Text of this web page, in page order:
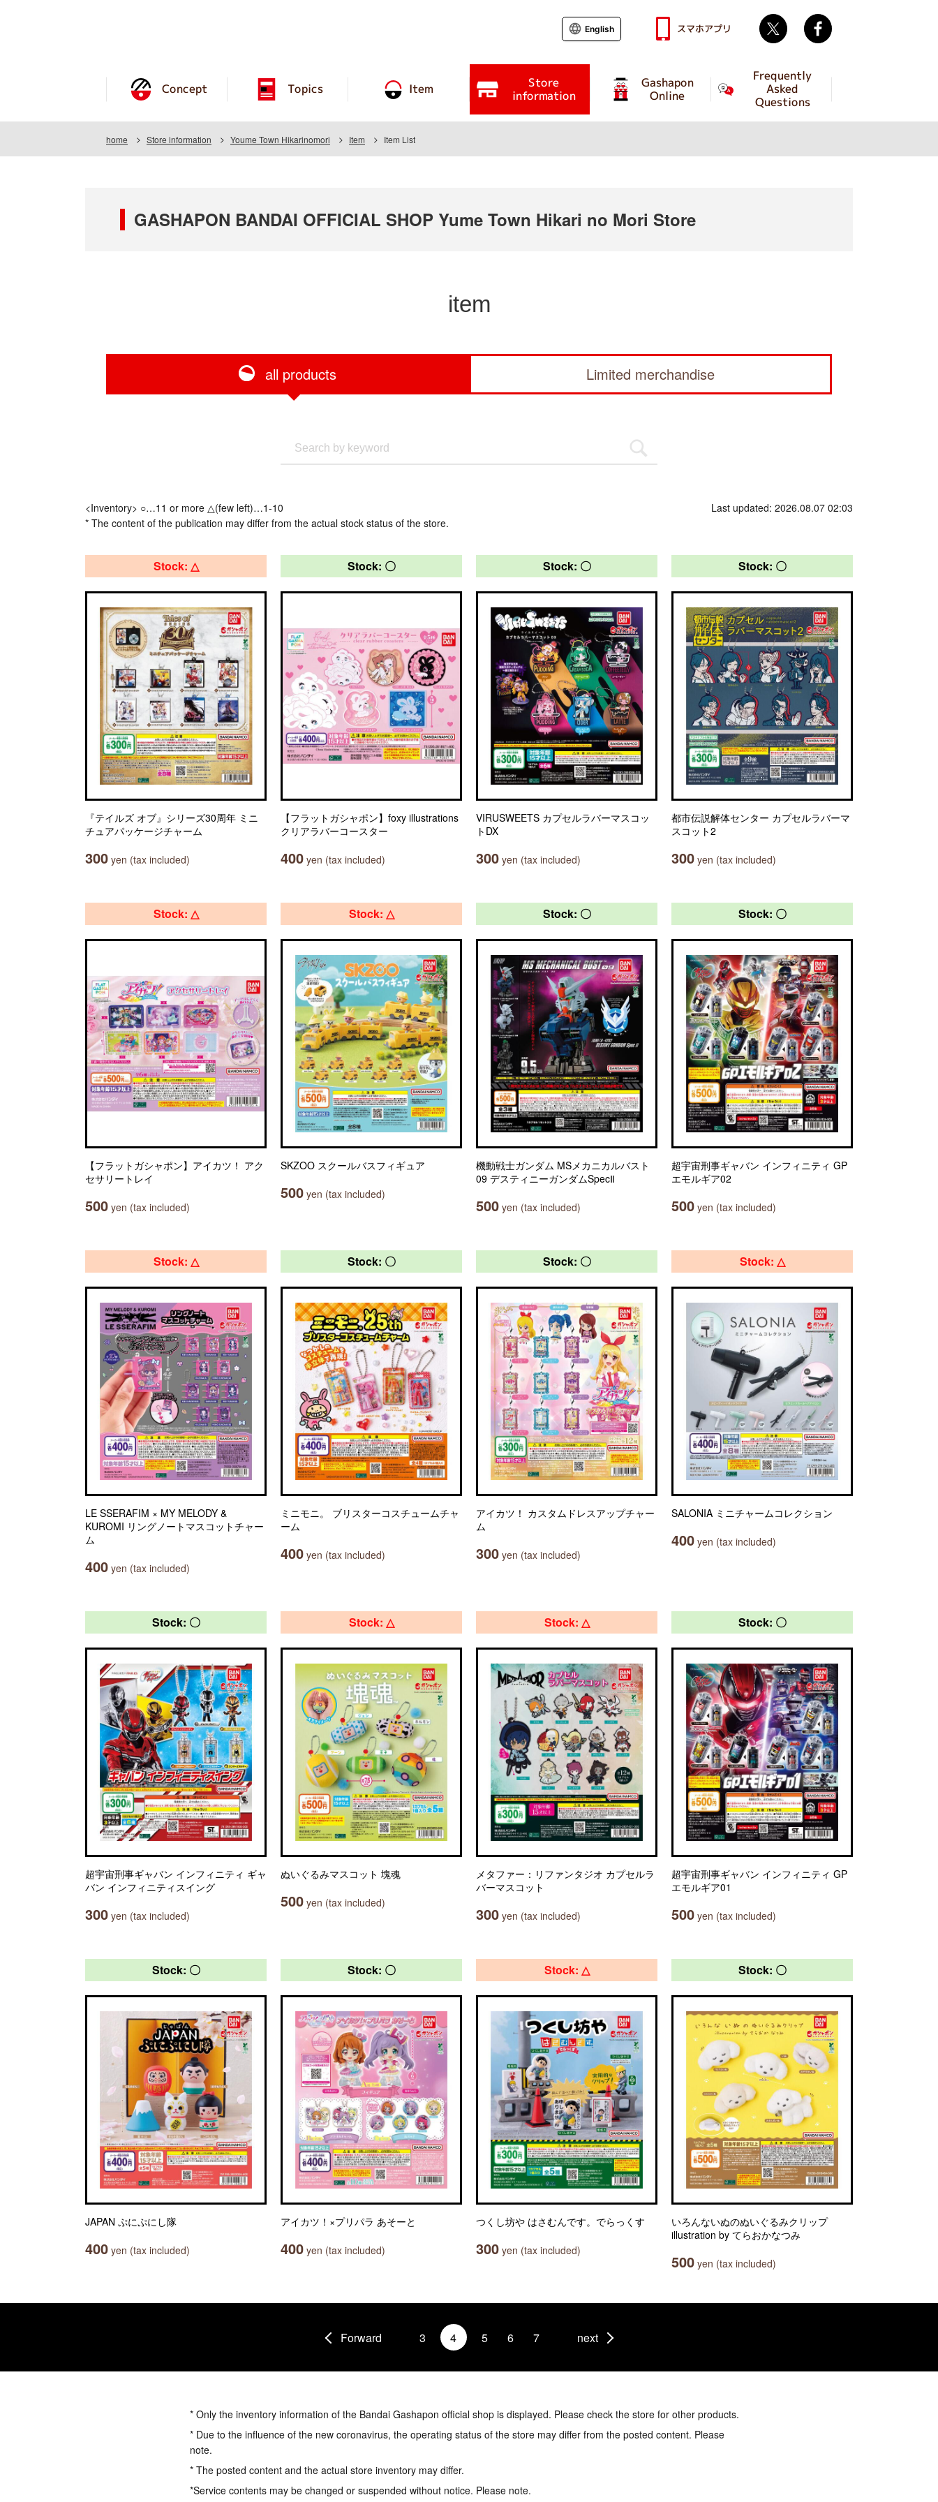
Concept Topics Item Store
information
Gashapon
Online
Frequently
Asked
Questions
English スマホアプリ Twitter
home Store information Youme Town Hikarinomori Item Item List
GASHAPON BANDAI OFFICIAL SHOP Yume Town Hikari no Mori Store
item
all products Limited merchandise
<Inventory> ○…11 or more △(few left)…1-10
* The content of the publication may differ from the actual stock status of the store.
Last updated: 2026.08.07 02:03
Stock: △
『テイルズ オブ』シリーズ30周年 ミニ
チュアパッケージチャーム
300 yen (tax included)
Stock: 〇
【フラットガシャポン】foxy illustrations
クリアラバーコースター
400 yen (tax included)
Stock: 〇
VIRUSWEETS カプセルラバーマスコッ
トDX
300 yen (tax included)
Stock: 〇
都市伝説解体センター カプセルラバーマ
スコット2
300 yen (tax included)
Stock: △
【フラットガシャポン】アイカツ！ アク
セサリートレイ
500 yen (tax included)
Stock: △
SKZOO スクールバスフィギュア
500 yen (tax included)
Stock: 〇
機動戦士ガンダム MSメカニカルバスト
09 デスティニーガンダムSpecⅡ
500 yen (tax included)
Stock: 〇
超宇宙刑事ギャバン インフィニティ GP
エモルギア02
500 yen (tax included)
Stock: △
LE SSERAFIM × MY MELODY &
KUROMI リングノートマスコットチャー
ム
400 yen (tax included)
Stock: 〇
ミニモニ。 ブリスターコスチュームチャ
ーム
400 yen (tax included)
Stock: 〇
アイカツ！ カスタムドレスアップチャー
ム
300 yen (tax included)
Stock: △
SALONIA ミニチャームコレクション
400 yen (tax included)
Stock: 〇
超宇宙刑事ギャバン インフィニティ ギャ
バン インフィニティスイング
300 yen (tax included)
Stock: △
ぬいぐるみマスコット 塊魂
500 yen (tax included)
Stock: △
メタファー：リファンタジオ カプセルラ
バーマスコット
300 yen (tax included)
Stock: 〇
超宇宙刑事ギャバン インフィニティ GP
エモルギア01
500 yen (tax included)
Stock: 〇
JAPAN ぷにぷにし隊
400 yen (tax included)
Stock: 〇
アイカツ！×プリパラ あそーと
400 yen (tax included)
Stock: △
つくし坊や はさむんです。でらっくす
300 yen (tax included)
Stock: 〇
いろんないぬのぬいぐるみクリップ
illustration by てらおかなつみ
500 yen (tax included)
Forward 3 4 5 6 7 next
* Only the inventory information of the Bandai Gashapon official shop is displayed. Please check the store for other products.
* Due to the influence of the new coronavirus, the operating status of the store may differ from the posted content. Please
note.
* The posted content and the actual store inventory may differ.
*Service contents may be changed or suspended without notice. Please note.